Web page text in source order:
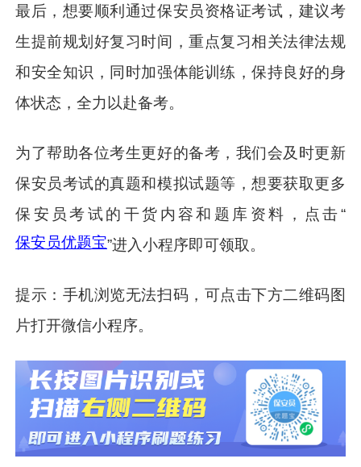
最后，想要顺利通过保安员资格证考试，建议考
生提前规划好复习时间，重点复习相关法律法规
和安全知识，同时加强体能训练，保持良好的身
体状态，全力以赴备考。
为了帮助各位考生更好的备考，我们会及时更新
保安员考试的真题和模拟试题等，想要获取更多
保安员考试的干货内容和题库资料，点击“
保安员优题宝”进入小程序即可领取。
提示：手机浏览无法扫码，可点击下方二维码图
片打开微信小程序。